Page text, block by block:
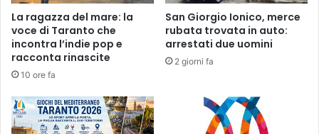
D
O
I
A
M
P
I
n
a
p
a
d
e
m
La ragazza del mare: la
voce di Taranto che
incontra l’indie pop e
racconta rinascite
10 ore fa
San Giorgio Ionico, merce
rubata trovata in auto:
arrestati due uomini
2 giorni fa